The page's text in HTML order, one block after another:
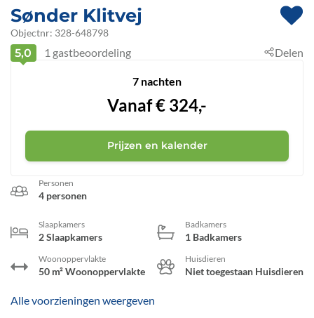
Sønder Klitvej
- Bjerregård
Objectnr: 328-648798
Personen
4 personen
Slaapkamers
2 Slaapkamers
Badkamers
1 Badkamers
Woonoppervlakte
50 m² Woonoppervlakte
Huisdieren
Niet toegestaan Huisdieren
Alle voorzieningen weergeven
5,0 1 gastbeoordeling Delen
7 nachten
Vanaf€ 324,-
Prijzen en kalender